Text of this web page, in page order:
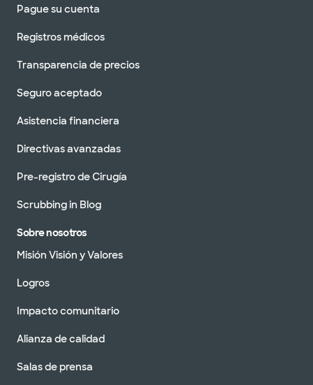
Pague su cuenta
Registros médicos
Transparencia de precios
Seguro aceptado
Asistencia financiera
Directivas avanzadas
Pre-registro de Cirugía
Scrubbing in Blog
Sobre nosotros
Misión Visión y Valores
Logros
Impacto comunitario
Alianza de calidad
Salas de prensa